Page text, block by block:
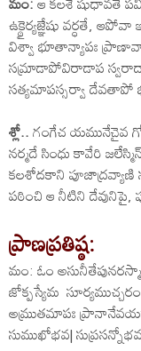
ఉక్థైర్యజ్ఞేషు వర్ధతే, ఆపోవా
విశ్వా భూతాన్యాపః
సమ్రాడాపోవిరాడాప
సత్యమాపస్సర్వా దేవతాపో
శ్లో..గంగేచ యమునేచైవ
నర్మదే సింధు కావేరి
కలశోదకాని పూజాద్రవ్యాణి
పఠించి ఆ నీటిని దేవునిపై,
ప్రాణప్రతిష్ఠ:
మం: ఓం
జోక్పస్యేమ
అమ్రుతమాపః
సుముఖోభవ|